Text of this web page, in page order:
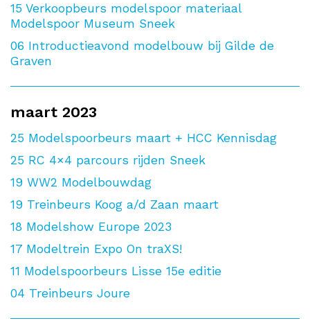
15 Verkoopbeurs modelspoor materiaal
Modelspoor Museum Sneek
06 Introductieavond modelbouw bij Gilde de
Graven
maart 2023
25 Modelspoorbeurs maart + HCC Kennisdag
25 RC 4×4 parcours rijden Sneek
19 WW2 Modelbouwdag
19 Treinbeurs Koog a/d Zaan maart
18 Modelshow Europe 2023
17 Modeltrein Expo On traXS!
11 Modelspoorbeurs Lisse 15e editie
04 Treinbeurs Joure